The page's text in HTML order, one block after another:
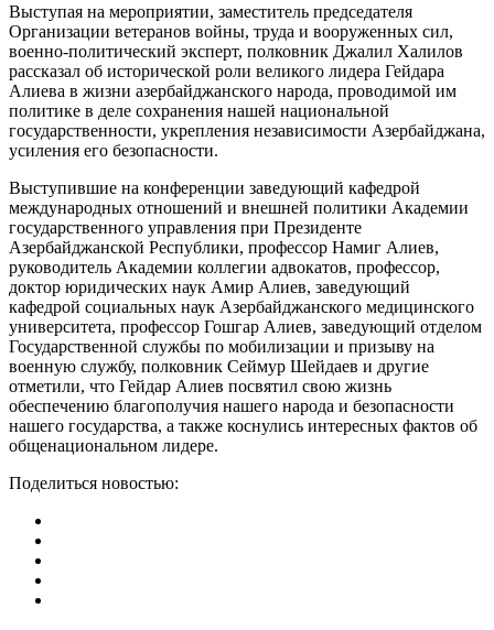
Выступая на мероприятии, заместитель председателя
Организации ветеранов войны, труда и вооруженных сил,
военно-политический эксперт, полковник Джалил Халилов
рассказал об исторической роли великого лидера Гейдара
Алиева в жизни азербайджанского народа, проводимой им
политике в деле сохранения нашей национальной
государственности, укрепления независимости Азербайджана,
усиления его безопасности.
Выступившие на конференции заведующий кафедрой
международных отношений и внешней политики Академии
государственного управления при Президенте
Азербайджанской Республики, профессор Намиг Алиев,
руководитель Академии коллегии адвокатов, профессор,
доктор юридических наук Амир Алиев, заведующий
кафедрой социальных наук Азербайджанского медицинского
университета, профессор Гошгар Алиев, заведующий отделом
Государственной службы по мобилизации и призыву на
военную службу, полковник Сеймур Шейдаев и другие
отметили, что Гейдар Алиев посвятил свою жизнь
обеспечению благополучия нашего народа и безопасности
нашего государства, а также коснулись интересных фактов об
общенациональном лидере.
Поделиться новостью: